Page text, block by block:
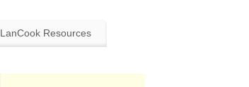
LanCook Resources